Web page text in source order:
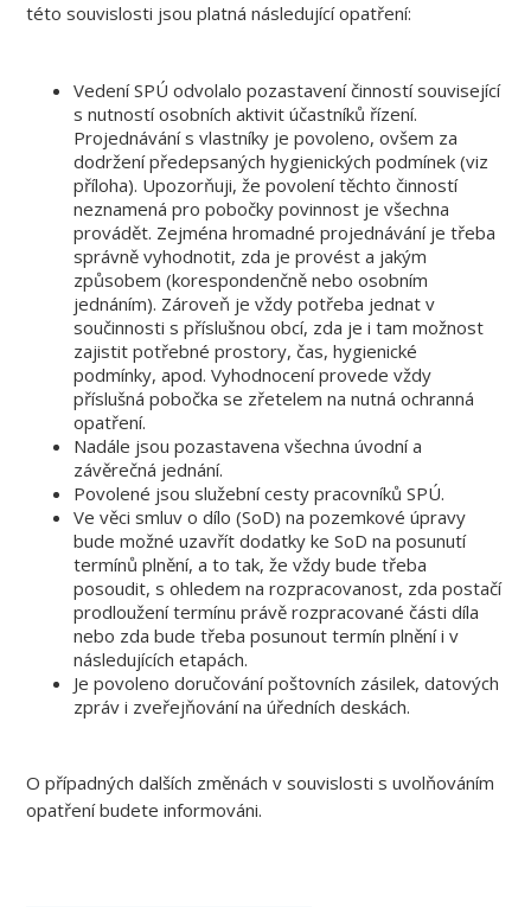
této souvislosti jsou platná následující opatření:
Vedení SPÚ odvolalo pozastavení činností související
s nutností osobních aktivit účastníků řízení.
Projednávání s vlastníky je povoleno, ovšem za
dodržení předepsaných hygienických podmínek (viz
příloha). Upozorňuji, že povolení těchto činností
neznamená pro pobočky povinnost je všechna
provádět. Zejména hromadné projednávání je třeba
správně vyhodnotit, zda je provést a jakým
způsobem (korespondenčně nebo osobním
jednáním). Zároveň je vždy potřeba jednat v
součinnosti s příslušnou obcí, zda je i tam možnost
zajistit potřebné prostory, čas, hygienické
podmínky, apod. Vyhodnocení provede vždy
příslušná pobočka se zřetelem na nutná ochranná
opatření.
Nadále jsou pozastavena všechna úvodní a
závěrečná jednání.
Povolené jsou služební cesty pracovníků SPÚ.
Ve věci smluv o dílo (SoD) na pozemkové úpravy
bude možné uzavřít dodatky ke SoD na posunutí
termínů plnění, a to tak, že vždy bude třeba
posoudit, s ohledem na rozpracovanost, zda postačí
prodloužení termínu právě rozpracované části díla
nebo zda bude třeba posunout termín plnění i v
následujících etapách.
Je povoleno doručování poštovních zásilek, datových
zpráv i zveřejňování na úředních deskách.
O případných dalších změnách v souvislosti s uvolňováním
opatření budete informováni.